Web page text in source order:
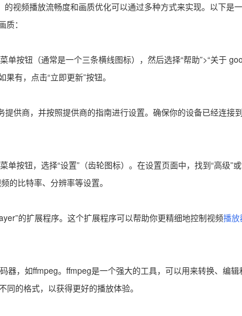
视频播放流畅度和画质优化可以通过多种方式来实现。以下是
：
单按钮（通常是一个三条横线图标），然后选择“帮助”>“关于
有，点击“立即更新”按钮。
提供商，并按照提供商的指南进行设置。确保你的设备已经连接
单按钮，选择“设置”（齿轮图标）。在设置页面中，找到“高级”
的比特率、分辨率等设置。
的扩展程序。这个扩展程序可以帮助你更精细地控制视频播放
器，如ffmpeg。ffmpeg是一个强大的工具，可以用来转换、编
的格式，以获得更好的播放体验。